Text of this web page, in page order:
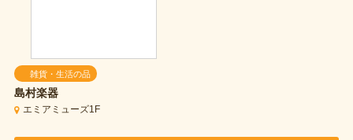
雑貨・生活の品
島村楽器
エミアミューズ1F